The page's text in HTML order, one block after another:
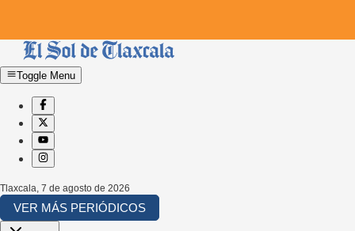
Toggle Menu
Tlaxcala 7 de agosto de 2026
VER MÁS PERIÓDICOS